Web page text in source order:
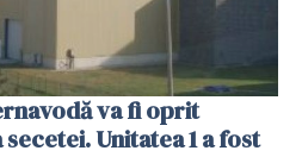
va fi oprit
Unitatea 1 a fost